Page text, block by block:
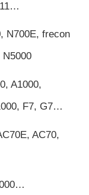
N700E, frecon
N5000
A1000,
F7, G7…
AC70,